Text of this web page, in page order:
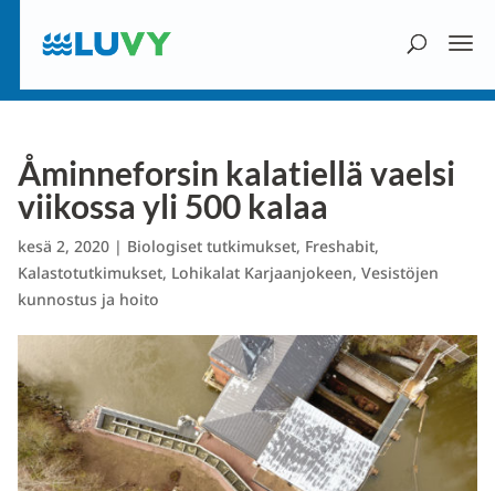
Åminneforsin kalatiellä vaelsi
viikossa yli 500 kalaa
kesä 2, 2020| Biologiset tutkimukset, Freshabit,
Kalastotutkimukset, Lohikalat Karjaanjokeen, Vesistöjen
kunnostus ja hoito